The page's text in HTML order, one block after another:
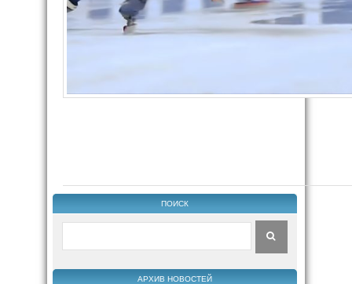
ПОИСК
АРХИВ НОВОСТЕЙ